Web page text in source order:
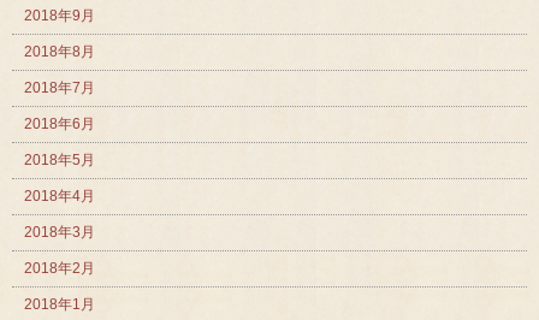
2018年9月
2018年8月
2018年7月
2018年6月
2018年5月
2018年4月
2018年3月
2018年2月
2018年1月